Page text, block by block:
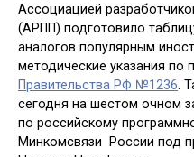
Ассоциацией
(АРПП) подготовило
аналогов популярным
методические указания по
Правительства РФ №1236.
сегодня на шестом очном
по российскому
Минкомсвязи России под